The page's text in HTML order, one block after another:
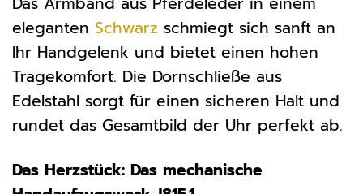
eleganten Schwarz schmiegt sich sanft an
Ihr Handgelenk und bietet einen hohen
Tragekomfort. Die Dornschließe aus
Edelstahl sorgt für einen sicheren Halt und
rundet das Gesamtbild der Uhr perfekt ab.
Das Herzstück: Das mechanische